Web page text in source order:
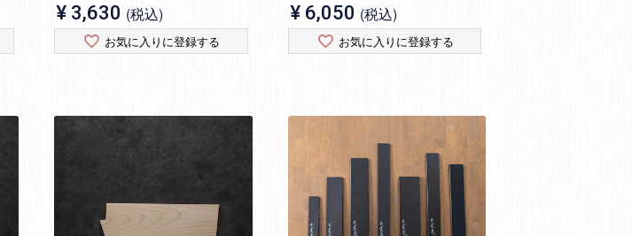
¥ 3,630 税込
お気に入りに登録する
¥ 6,050 税込
お気に入りに登録する